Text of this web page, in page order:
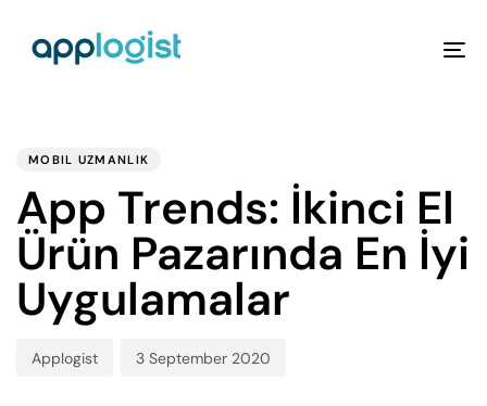
MOBIL UZMANLIK
App Trends: İkinci El
Ürün Pazarında En İyi
Uygulamalar
Applogist 3 September 2020